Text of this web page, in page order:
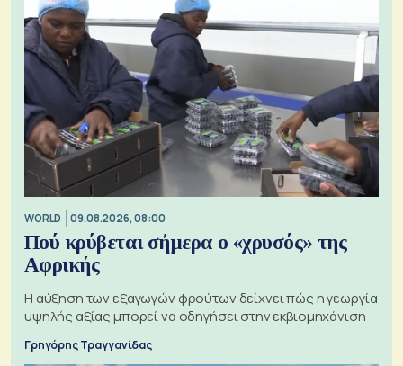
WORLD 09.08.2026, 08:00
Πού κρύβεται σήμερα ο «χρυσός» της
Αφρικής
Η αύξηση των εξαγωγών φρούτων δείχνει πώς η γεωργία
υψηλής αξίας μπορεί να οδηγήσει στην εκβιομηχάνιση
Γρηγόρης Τραγγανίδας